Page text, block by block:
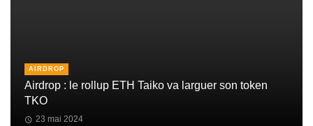
AIRDROP
Airdrop : le rollup ETH Taiko va larguer son token
TKO
23 mai 2024